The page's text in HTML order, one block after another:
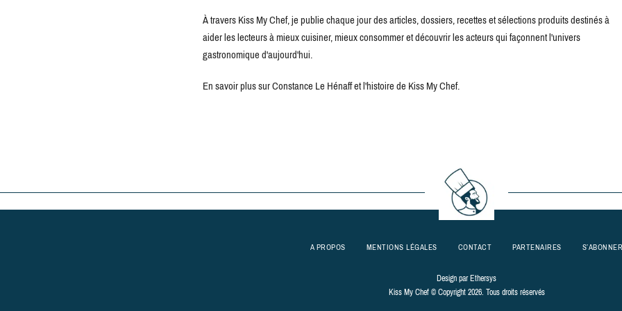
À travers Kiss My Chef, je publie chaque jour des articles, dossiers, recettes et sélections produits destinés à
aider les lecteurs à mieux cuisiner, mieux consommer et découvrir les acteurs qui façonnent l'univers
gastronomique d'aujourd'hui.
En savoir plus sur Constance Le Hénaff et l'histoire de Kiss My Chef.
A PROPOS MENTIONS LÉGALES CONTACT PARTENAIRES
Design parEthersys
Kiss My Chef © Copyright 2026. Tous droits réservés